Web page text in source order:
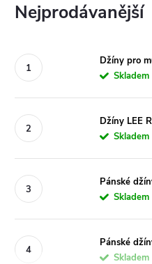
Nejprodávanější
Džíny pro
Skladem
Džíny LEE
Skladem
Pánské
Skladem
Pánské
Skladem